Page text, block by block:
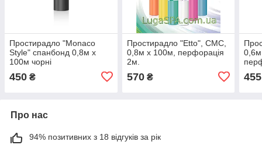
Простирадло "Monaco
Style" спанбонд 0,8м х
100м чорні
450 ₴
Простирадло "Etto", СМС,
0,8м х 100м, перфорація
2м.
570₴ 455
Про нас
94% позитивних з 18 відгуків за рік